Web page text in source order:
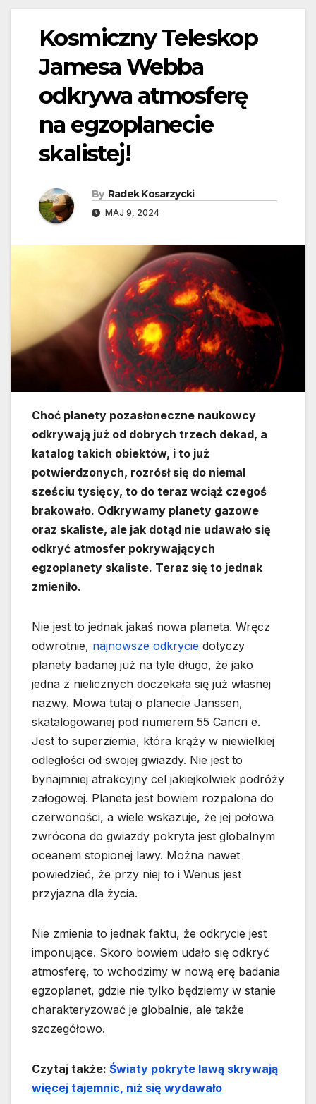
Kosmiczny Teleskop
Jamesa Webba
odkrywa atmosferę
na egzoplanecie
skalistej!
By Radek Kosarzycki
MAJ 9, 2024
Choć planety pozasłoneczne naukowcy
odkrywają już od dobrych trzech dekad, a
katalog takich obiektów, i to już
potwierdzonych, rozrósł się do niemal
sześciu tysięcy, to do teraz wciąż czegoś
brakowało. Odkrywamy planety gazowe
oraz skaliste, ale jak dotąd nie udawało się
odkryć atmosfer pokrywających
egzoplanety skaliste. Teraz się to jednak
zmieniło.
Nie jest to jednak jakaś nowa planeta. Wręcz
odwrotnie, najnowsze odkrycie dotyczy
planety badanej już na tyle długo, że jako
jedna z nielicznych doczekała się już własnej
nazwy. Mowa tutaj o planecie Janssen,
skatalogowanej pod numerem 55 Cancri e.
Jest to superziemia, która krąży w niewielkiej
odległości od swojej gwiazdy. Nie jest to
bynajmniej atrakcyjny cel jakiejkolwiek podróży
załogowej. Planeta jest bowiem rozpalona do
czerwoności, a wiele wskazuje, że jej połowa
zwrócona do gwiazdy pokryta jest globalnym
oceanem stopionej lawy. Można nawet
powiedzieć, że przy niej to i Wenus jest
przyjazna dla życia.
Nie zmienia to jednak faktu, że odkrycie jest
imponujące. Skoro bowiem udało się odkryć
atmosferę, to wchodzimy w nową erę badania
egzoplanet, gdzie nie tylko będziemy w stanie
charakteryzować je globalnie, ale także
szczegółowo.
Czytaj także: Światy pokryte lawą skrywają
więcej tajemnic, niż się wydawało